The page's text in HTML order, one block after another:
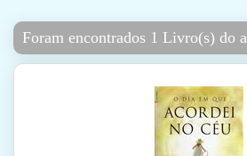
Foram encontrados 1 Livro(s) do